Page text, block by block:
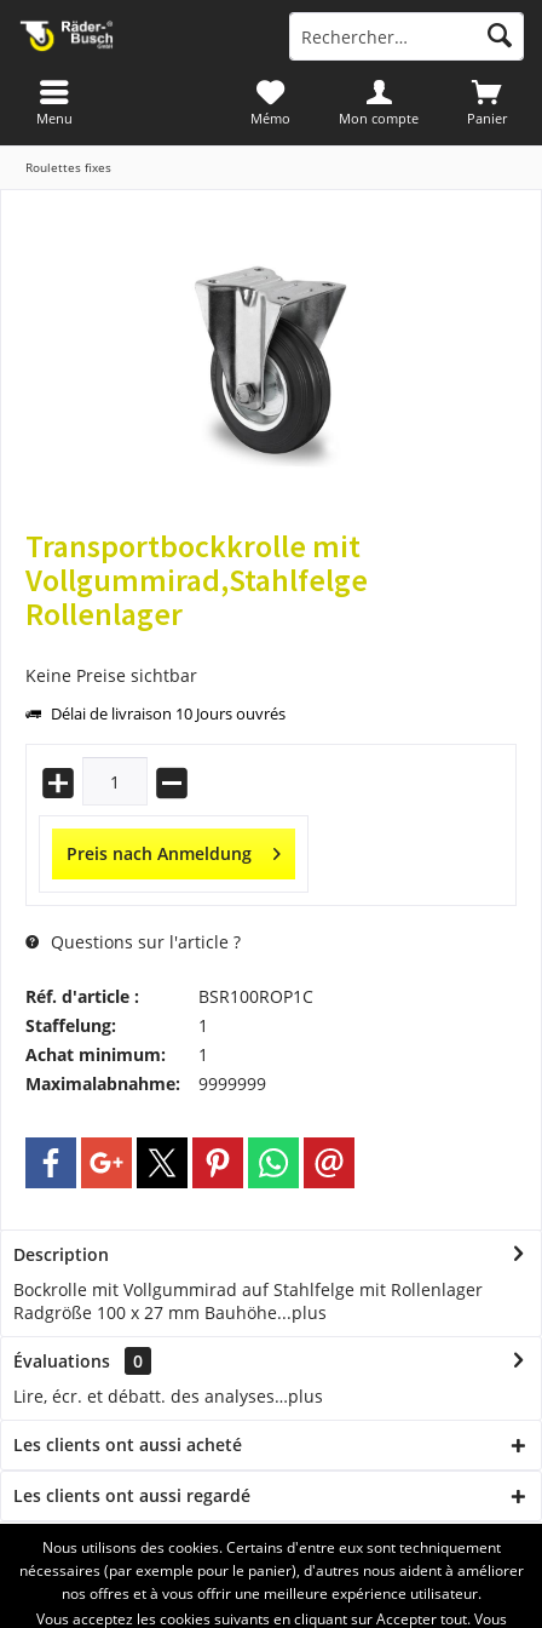
Panier
Mémo Mon compte
Menu
Roulettes fixes
Transportbockkrolle mit
Vollgummirad,Stahlfelge
Rollenlager
Keine Preise sichtbar
Délai de livraison 10 Jours ouvrés
Preis nach Anmeldung
Questions sur l'article ?
Réf. d'article :
BSR100ROP1C
Staffelung:
1
Achat minimum:
1
Maximalabnahme:
9999999
Description
Bockrolle mit Vollgummirad auf Stahlfelge mit Rollenlager
Radgröße 100 x 27 mm Bauhöhe...plus
Évaluations
0
Lire, écr. et débatt. des analyses…plus
Les clients ont aussi acheté
Les clients ont aussi regardé
ASSISTANCE
SERVICE
Nous utilisons des cookies. Certains d'entre eux sont techniquement
nécessaires (par exemple pour le panier), d'autres nous aident à améliorer
nos offres et à vous offrir une meilleure expérience utilisateur.
Vous acceptez les cookies suivants en cliquant sur Accepter tout. Vous